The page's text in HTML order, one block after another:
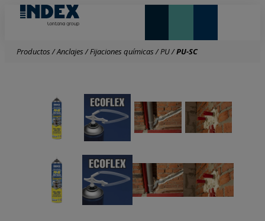
Productos/Anclajes/Fijaciones químicas/PU/PU-SC